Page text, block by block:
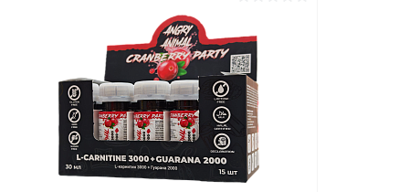
В корзину
Купить в 1 клик Сравнение
В избранное В наличии
Личи-мангустин